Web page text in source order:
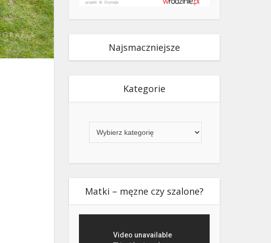
Najsmaczniejsze
Kategorie
Matki – męzne czy szalone?